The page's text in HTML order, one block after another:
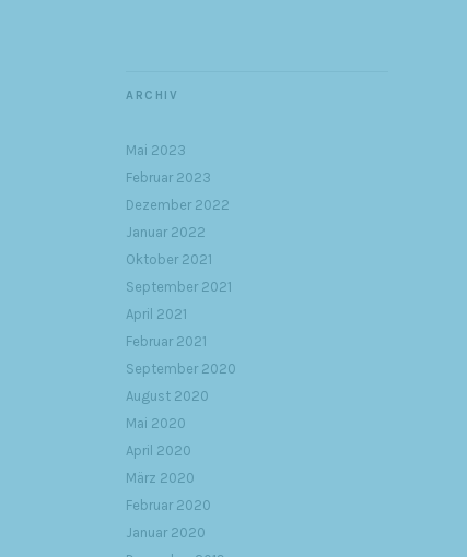
ARCHIV
Mai 2023
Februar 2023
Dezember 2022
Januar 2022
Oktober 2021
September 2021
April 2021
Februar 2021
September 2020
August 2020
Mai 2020
April 2020
März 2020
Februar 2020
Januar 2020